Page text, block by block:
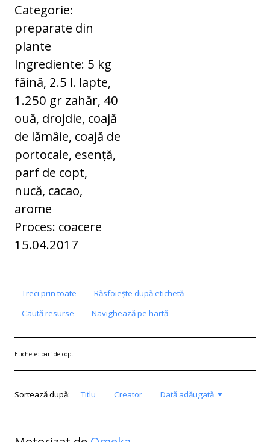
Categorie:
preparate din
plante
Ingrediente: 5 kg
făină, 2.5 l. lapte,
1.250 gr zahăr, 40
ouă, drojdie, coajă
de lămâie, coajă de
portocale, esență,
parf de copt,
nucă, cacao,
arome
Proces: coacere
15.04.2017
Treci prin toate
Răsfoiește după etichetă
Caută resurse
Navighează pe hartă
Etichete: parf de copt
Sortează după: Titlu Creator Dată adăugată